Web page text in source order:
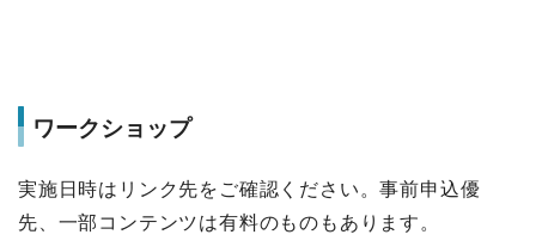
ワークショップ
実施日時はリンク先をご確認ください。事前申込優
先、一部コンテンツは有料のものもあります。